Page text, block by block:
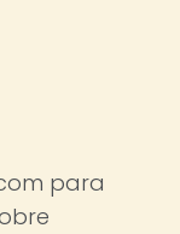
para